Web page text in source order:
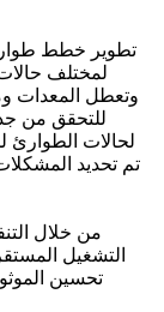
تطوير خطط طوارئ
لمختلف
وتعطل المعدات
للتحقق من
لحالات الطوارئ
تم تحديد
من خلال
التشغيل
تحسين